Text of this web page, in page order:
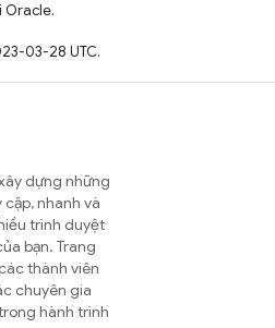
Oracle.
03-28 UTC.
dựng những
nhanh và
trình duyệt
bạn. Trang
thành viên
chuyên gia
hành trình